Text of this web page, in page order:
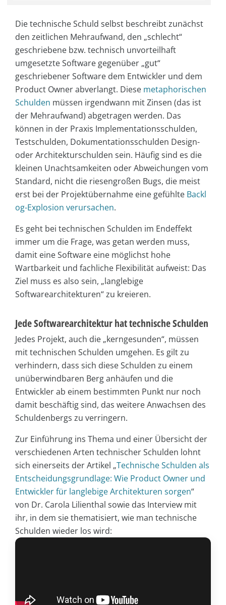
Die technische Schuld selbst beschreibt zunächst
den zeitlichen Mehraufwand, den „schlecht“
geschriebene bzw. technisch unvorteilhaft
umgesetzte Software gegenüber „gut“
geschriebener Software dem Entwickler und dem
Product Owner abverlangt. Diese metaphorischen
Schulden müssen irgendwann mit Zinsen (das ist
der Mehraufwand) abgetragen werden. Das
können in der Praxis Implementationsschulden,
Testschulden, Dokumentationsschulden Design-
oder Architekturschulden sein. Häufig sind es die
kleinen Unachtsamkeiten oder Abweichungen vom
Standard, nicht die riesengroßen Bugs, die meist
erst bei der Projektübernahme eine gefühlte Backl
og-Explosion verursachen.
Es geht bei technischen Schulden im Endeffekt
immer um die Frage, was getan werden muss,
damit eine Software eine möglichst hohe
Wartbarkeit und fachliche Flexibilität aufweist: Das
Ziel muss es also sein, „langlebige
Softwarearchitekturen“ zu kreieren.
Jede Softwarearchitektur hat technische Schulden
Jedes Projekt, auch die „kerngesunden“, müssen
mit technischen Schulden umgehen. Es gilt zu
verhindern, dass sich diese Schulden zu einem
unüberwindbaren Berg anhäufen und die
Entwickler ab einem bestimmten Punkt nur noch
damit beschäftig sind, das weitere Anwachsen des
Schuldenbergs zu verringern.
Zur Einführung ins Thema und einer Übersicht der
verschiedenen Arten technischer Schulden lohnt
sich einerseits der Artikel „Technische Schulden als
Entscheidungsgrundlage: Wie Product Owner und
Entwickler für langlebige Architekturen sorgen“
von Dr. Carola Lilienthal sowie das Interview mit
ihr, in dem sie thematisiert, wie man technische
Schulden wieder los wird: